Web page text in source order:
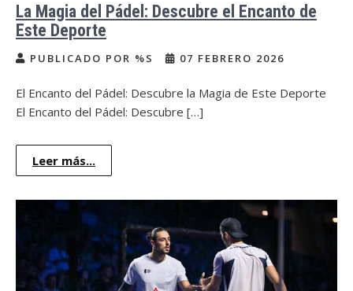
La Magia del Pádel: Descubre el Encanto de
Este Deporte
PUBLICADO POR %S 07 FEBRERO 2026
El Encanto del Pádel: Descubre la Magia de Este Deporte
El Encanto del Pádel: Descubre […]
Leer más...